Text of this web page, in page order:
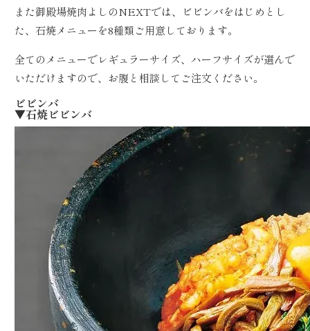
また御殿場焼肉よしのNEXTでは、ビビンバをはじめとし
た、石焼メニューを8種類ご用意しております。
全てのメニューでレギュラーサイズ、ハーフサイズが選んで
いただけますので、お腹と相談してご注文ください。
ビビンバ
▼石焼ビビンバ